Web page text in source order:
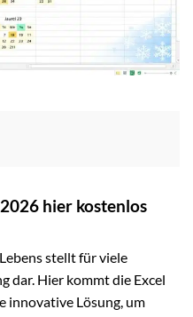
hier kostenlos
stellt für viele
dar. Hier kommt die Excel
innovative Lösung, um